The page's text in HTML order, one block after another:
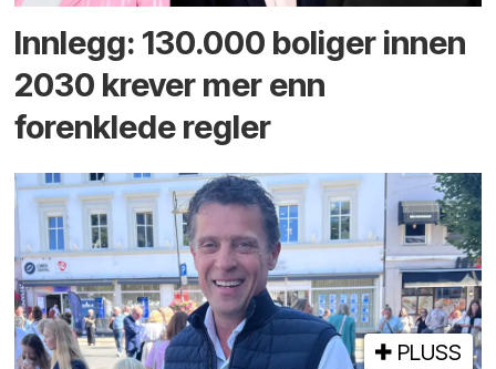
Innlegg: 130.000 boliger innen
2030 krever mer enn
forenklede regler
PLUSS